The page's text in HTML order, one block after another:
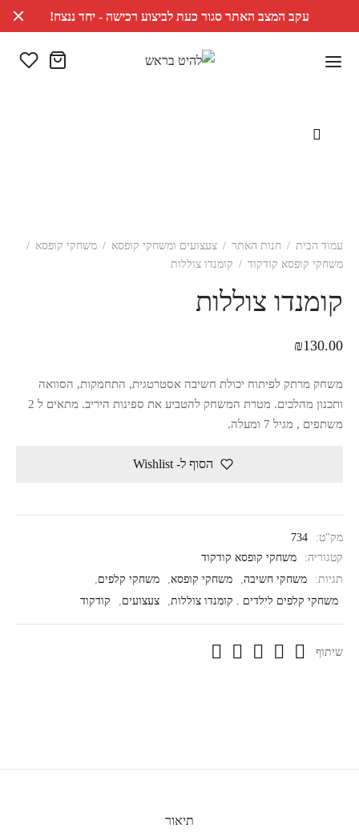
עקב המצב האתר סגור כעת לביצוע רכישה - יחד ננצח!
עמוד הבית / חנות האתר / צעצועים ומשחקי קופסא / משחקי קופסא /
משחקי קופסא קודקוד / קומנדו צוללות
קומנדו צוללות
₪130.00
משחק מרתק לפיתוח יכולת חשיבה אסטרטגית, התחמקות, הסוואה
ותכנון מהלכים. מטרת המשחק להטביע את ספינות היריב. מתאים ל 2
משתפים , מגיל 7 ומעלה.
הסוף ל- Wishlist
מק"ט:
734
קטגוריה:
משחקי קופסא קודקוד
תגיות:
משחקי חשיבה, משחקי קופסא, משחקי קלפים,
משחקי קלפים לילדים . קומנדו צוללות, צעצועים, קודקוד
שיתוף
תיאור